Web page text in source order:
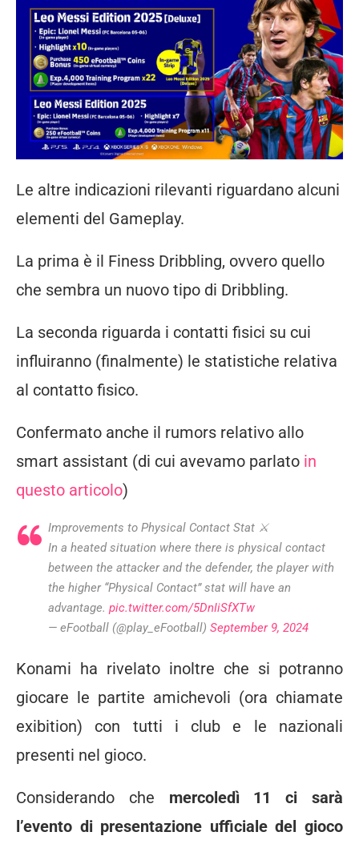
Le altre indicazioni rilevanti riguardano alcuni
elementi del Gameplay.
La prima è il Finess Dribbling, ovvero quello
che sembra un nuovo tipo di Dribbling.
La seconda riguarda i contatti fisici su cui
influiranno (finalmente) le statistiche relativa
al contatto fisico.
Confermato anche il rumors relativo allo
smart assistant (di cui avevamo parlato in
questo articolo)
Improvements to Physical Contact Stat ⚔️
In a heated situation where there is physical contact
between the attacker and the defender, the player with
the higher “Physical Contact” stat will have an
advantage. pic.twitter.com/5DnIiSfXTw
— eFootball (@play_eFootball) September 9, 2024
Konami ha rivelato inoltre che si potranno
giocare le partite amichevoli (ora chiamate
exibition) con tutti i club e le nazionali
presenti nel gioco.
Considerando che mercoledì 11 ci sarà
l’evento di presentazione ufficiale del gioco